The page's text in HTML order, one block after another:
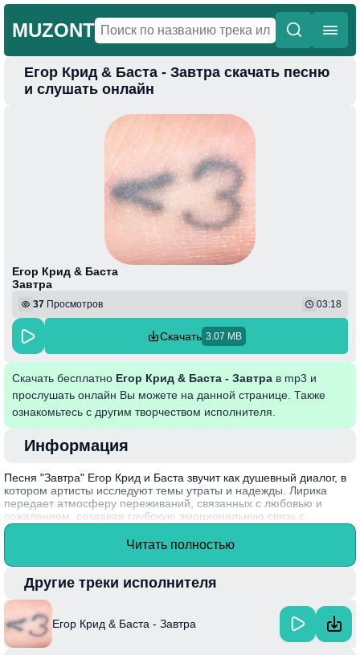
MUZONT
Главная
Егор Крид & Баста - Завтра скачать песню
и слушать онлайн
Егор Крид & Баста
Завтра
37 Просмотров 03:18
Скачать 3.07 MB
Скачать бесплатно Егор Крид & Баста - Завтра в mp3 и
прослушать онлайн Вы можете на данной странице. Также
ознакомьтесь с другим творчеством исполнителя.
Информация
Песня "Завтра" Егор Крид и Баста звучит как душевный диалог, в
котором артисты исследуют темы утраты и надежды. Лирика
передает атмосферу переживаний, связанных с любовью и
сожалением, создавая глубокую эмоциональную связь с
слушателем. Благодаря гармоничному сочетанию сильного
вокала и запоминающейся мелодии, композиция вызывает
несмотря на трудности.
Интересный факт: Егор Крид и Баста впервые объединили свои
таланты в этой песне, что стало знаковым событием в российской
музыкальной индустрии, подчеркнув их индивидуальность и
творческую силу.
Читать полностью
Другие треки исполнителя
Егор Крид & Баста - Завтра